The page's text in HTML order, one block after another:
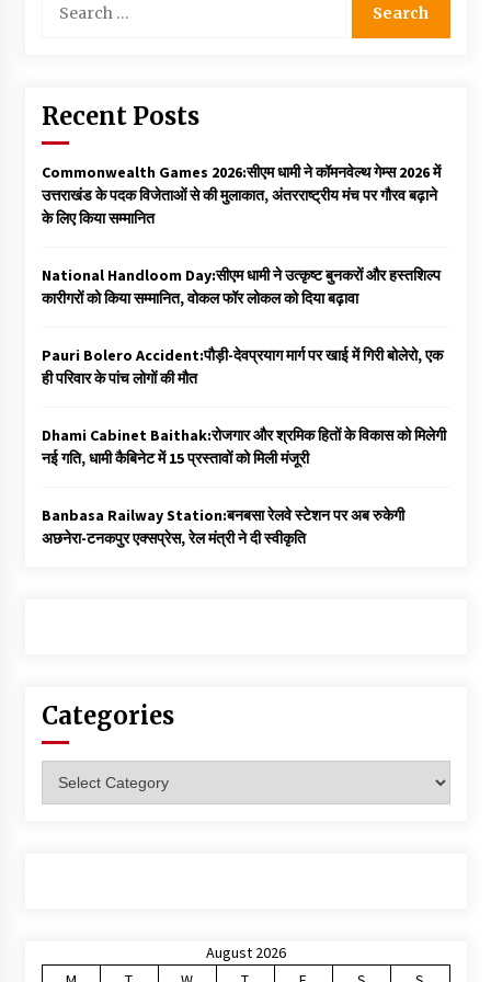
for:
Recent Posts
Commonwealth Games 2026:सीएम धामी ने कॉमनवेल्थ गेम्स 2026 में
उत्तराखंड के पदक विजेताओं से की मुलाकात, अंतरराष्ट्रीय मंच पर गौरव बढ़ाने
के लिए किया सम्मानित
National Handloom Day:सीएम धामी ने उत्कृष्ट बुनकरों और हस्तशिल्प
कारीगरों को किया सम्मानित, वोकल फॉर लोकल को दिया बढ़ावा
Pauri Bolero Accident:पौड़ी-देवप्रयाग मार्ग पर खाई में गिरी बोलेरो, एक
ही परिवार के पांच लोगों की मौत
Dhami Cabinet Baithak:रोजगार और श्रमिक हितों के विकास को मिलेगी
नई गति, धामी कैबिनेट में 15 प्रस्तावों को मिली मंजूरी
Banbasa Railway Station:बनबसा रेलवे स्टेशन पर अब रुकेगी
अछनेरा-टनकपुर एक्सप्रेस, रेल मंत्री ने दी स्वीकृति
Categories
August 2026